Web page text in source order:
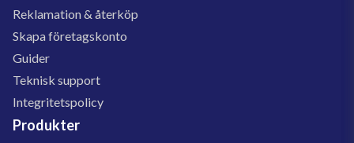
Reklamation & återköp
Skapa företagskonto
Guider
Teknisk support
Integritetspolicy
Produkter